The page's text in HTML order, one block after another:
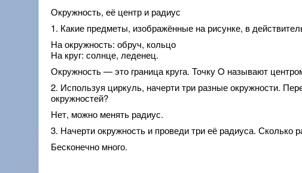
Окружность, её центр и радиус
1. Какие предметы, изображённые на рисунке, в
На окружность: обруч, кольцо
На круг: солнце, леденец.
Окружность — это граница круга. Точку O называют
2. Используя циркуль, начерти три разные окружности.
окружностей?
Нет, можно менять радиус.
3. Начерти окружность и проведи три её радиуса. Сколько
Бесконечно много.